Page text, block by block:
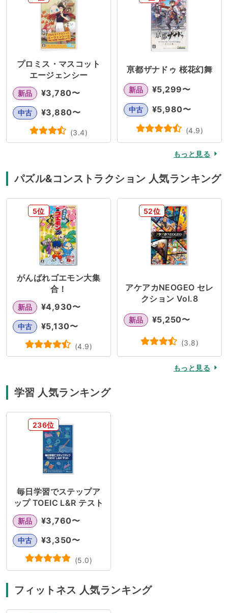
プロミス・マスコット
エージェンシー
新品 ¥3,780〜
中古 ¥3,880〜
(3.4)
亰都ザナドゥ 桜花幻舞
新品 ¥5,299〜
中古 ¥5,980〜
(4.9)
もっと見る
パズル&コンストラクション 人気ランキング
5位
がんばれゴエモン大集
合！
新品 ¥4,930〜
中古 ¥5,130〜
(4.9)
52位
アケアカNEOGEO セレ
クション Vol.8
新品 ¥5,250〜
(3.8)
もっと見る
学習 人気ランキング
236位
毎日学習でステップア
ップ TOEIC L&R テスト
新品 ¥3,760〜
中古 ¥3,350〜
(5.0)
フィットネス 人気ランキング